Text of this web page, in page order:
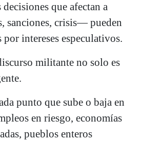
que afectan a
sanciones, crisis— pueden
por intereses especulativos.
militante no solo es
punto que sube o baja en
en riesgo, economías
pueblos enteros